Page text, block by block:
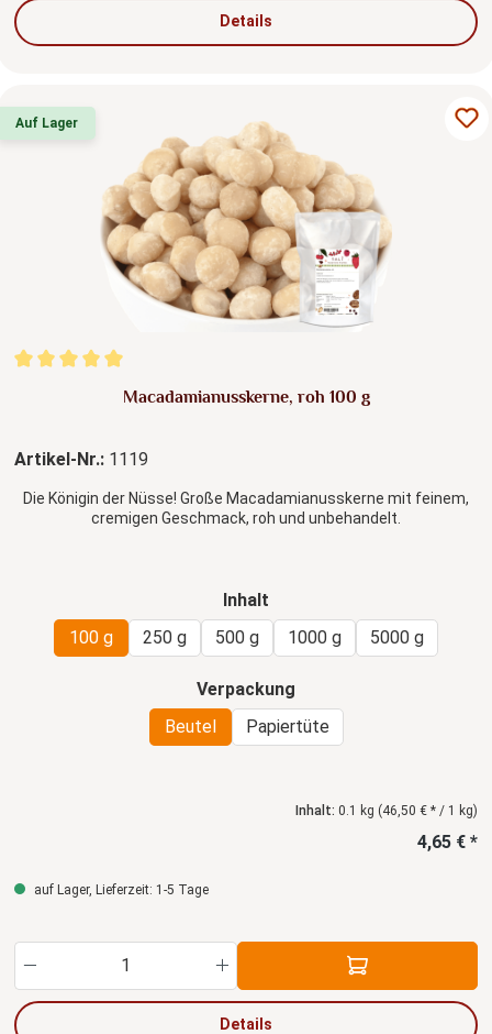
Details
Auf Lager
Durchschnittliche Bewertung von 5 von 5 Sternen
Macadamianusskerne, roh 100 g
Artikel-Nr.: 1119
Die Königin der Nüsse! Große Macadamianusskerne mit feinem,
cremigen Geschmack, roh und unbehandelt.
Inhalt
100 g
250 g 500 g 1000 g 5000 g
Verpackung
Beutel
Papiertüte
Inhalt: 0.1 kg (46,50 € * / 1 kg)
4,65 € *
auf Lager, Lieferzeit: 1-5 Tage
Produkt Anzahl: Gib den gewünschten Wert
Details